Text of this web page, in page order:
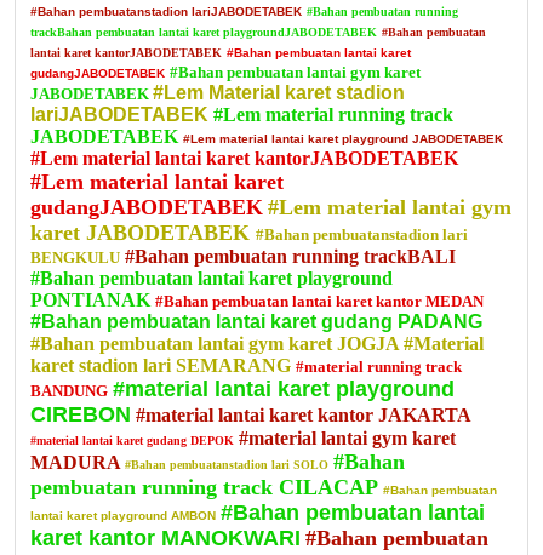
#Bahan pembuatanstadion lariJABODETABEK #Bahan pembuatan running
trackBahan pembuatan lantai karet playgroundJABODETABEK #Bahan pembuatan
lantai karet kantorJABODETABEK #Bahan pembuatan lantai karet
gudangJABODETABEK #Bahan pembuatan lantai gym karet
JABODETABEK #Lem Material karet stadion
lariJABODETABEK #Lem material running track
JABODETABEK #Lem material lantai karet playground JABODETABEK
#Lem material lantai karet kantorJABODETABEK
#Lem material lantai karet
gudangJABODETABEK #Lem material lantai gym
karet JABODETABEK #Bahan pembuatanstadion lari
BENGKULU #Bahan pembuatan running trackBALI
#Bahan pembuatan lantai karet playground
PONTIANAK #Bahan pembuatan lantai karet kantor MEDAN
#Bahan pembuatan lantai karet gudang PADANG
#Bahan pembuatan lantai gym karet JOGJA #Material
karet stadion lari SEMARANG #material running track
BANDUNG #material lantai karet playground
CIREBON #material lantai karet kantor JAKARTA
#material lantai karet gudang DEPOK #material lantai gym karet
MADURA #Bahan pembuatanstadion lari SOLO #Bahan
pembuatan running track CILACAP #Bahan pembuatan
lantai karet playground AMBON #Bahan pembuatan lantai
karet kantor MANOKWARI #Bahan pembuatan